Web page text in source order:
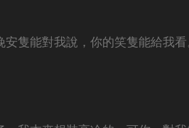
安隻能對我說，你的笑隻能給我